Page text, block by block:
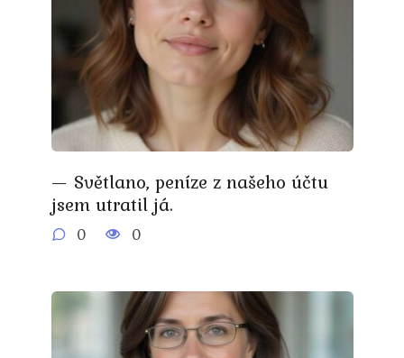
— Světlano, peníze z našeho účtu
jsem utratil já.
0 0